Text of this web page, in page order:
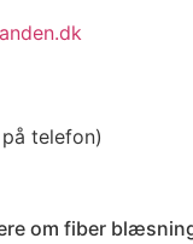
telefon)
om fiber